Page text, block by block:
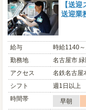
【送
送迎業
給与
時給1140
勤務地
名古屋市 緑
アクセス
名鉄名古屋
シフト
週1日以上
時間帯
早朝